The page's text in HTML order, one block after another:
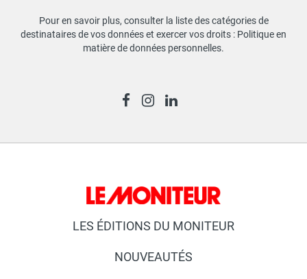
Pour en savoir plus, consulter la liste des catégories de
destinataires de vos données et exercer vos droits : Politique en
matière de données personnelles.
LES ÉDITIONS DU MONITEUR
NOUVEAUTÉS